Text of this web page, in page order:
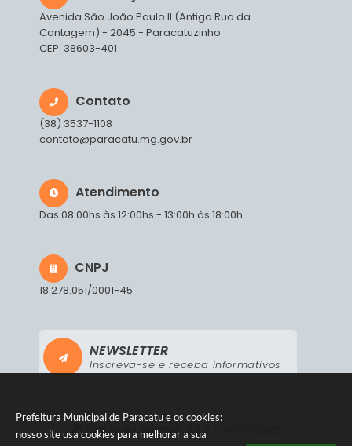
Prefeitura Municipal de Paracatu e os cookies:
nosso site usa cookies para melhorar a sua
Avenida São João Paulo II (Antiga Rua da
Contagem) - 2045 - Paracatuzinho
CEP: 38603-401
Contato
(38) 3537-1108
contato@paracatu.mg.gov.br
Atendimento
Das 08:00hs às 12:00hs - 13:00h às 18:00h
CNPJ
18.278.051/0001-45
NEWSLETTER
Inscreva-se e receba informativos
Versão do Sistema: